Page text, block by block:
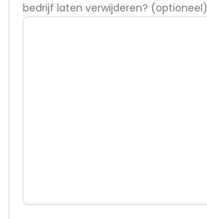
bedrijf laten verwijderen? (optioneel)